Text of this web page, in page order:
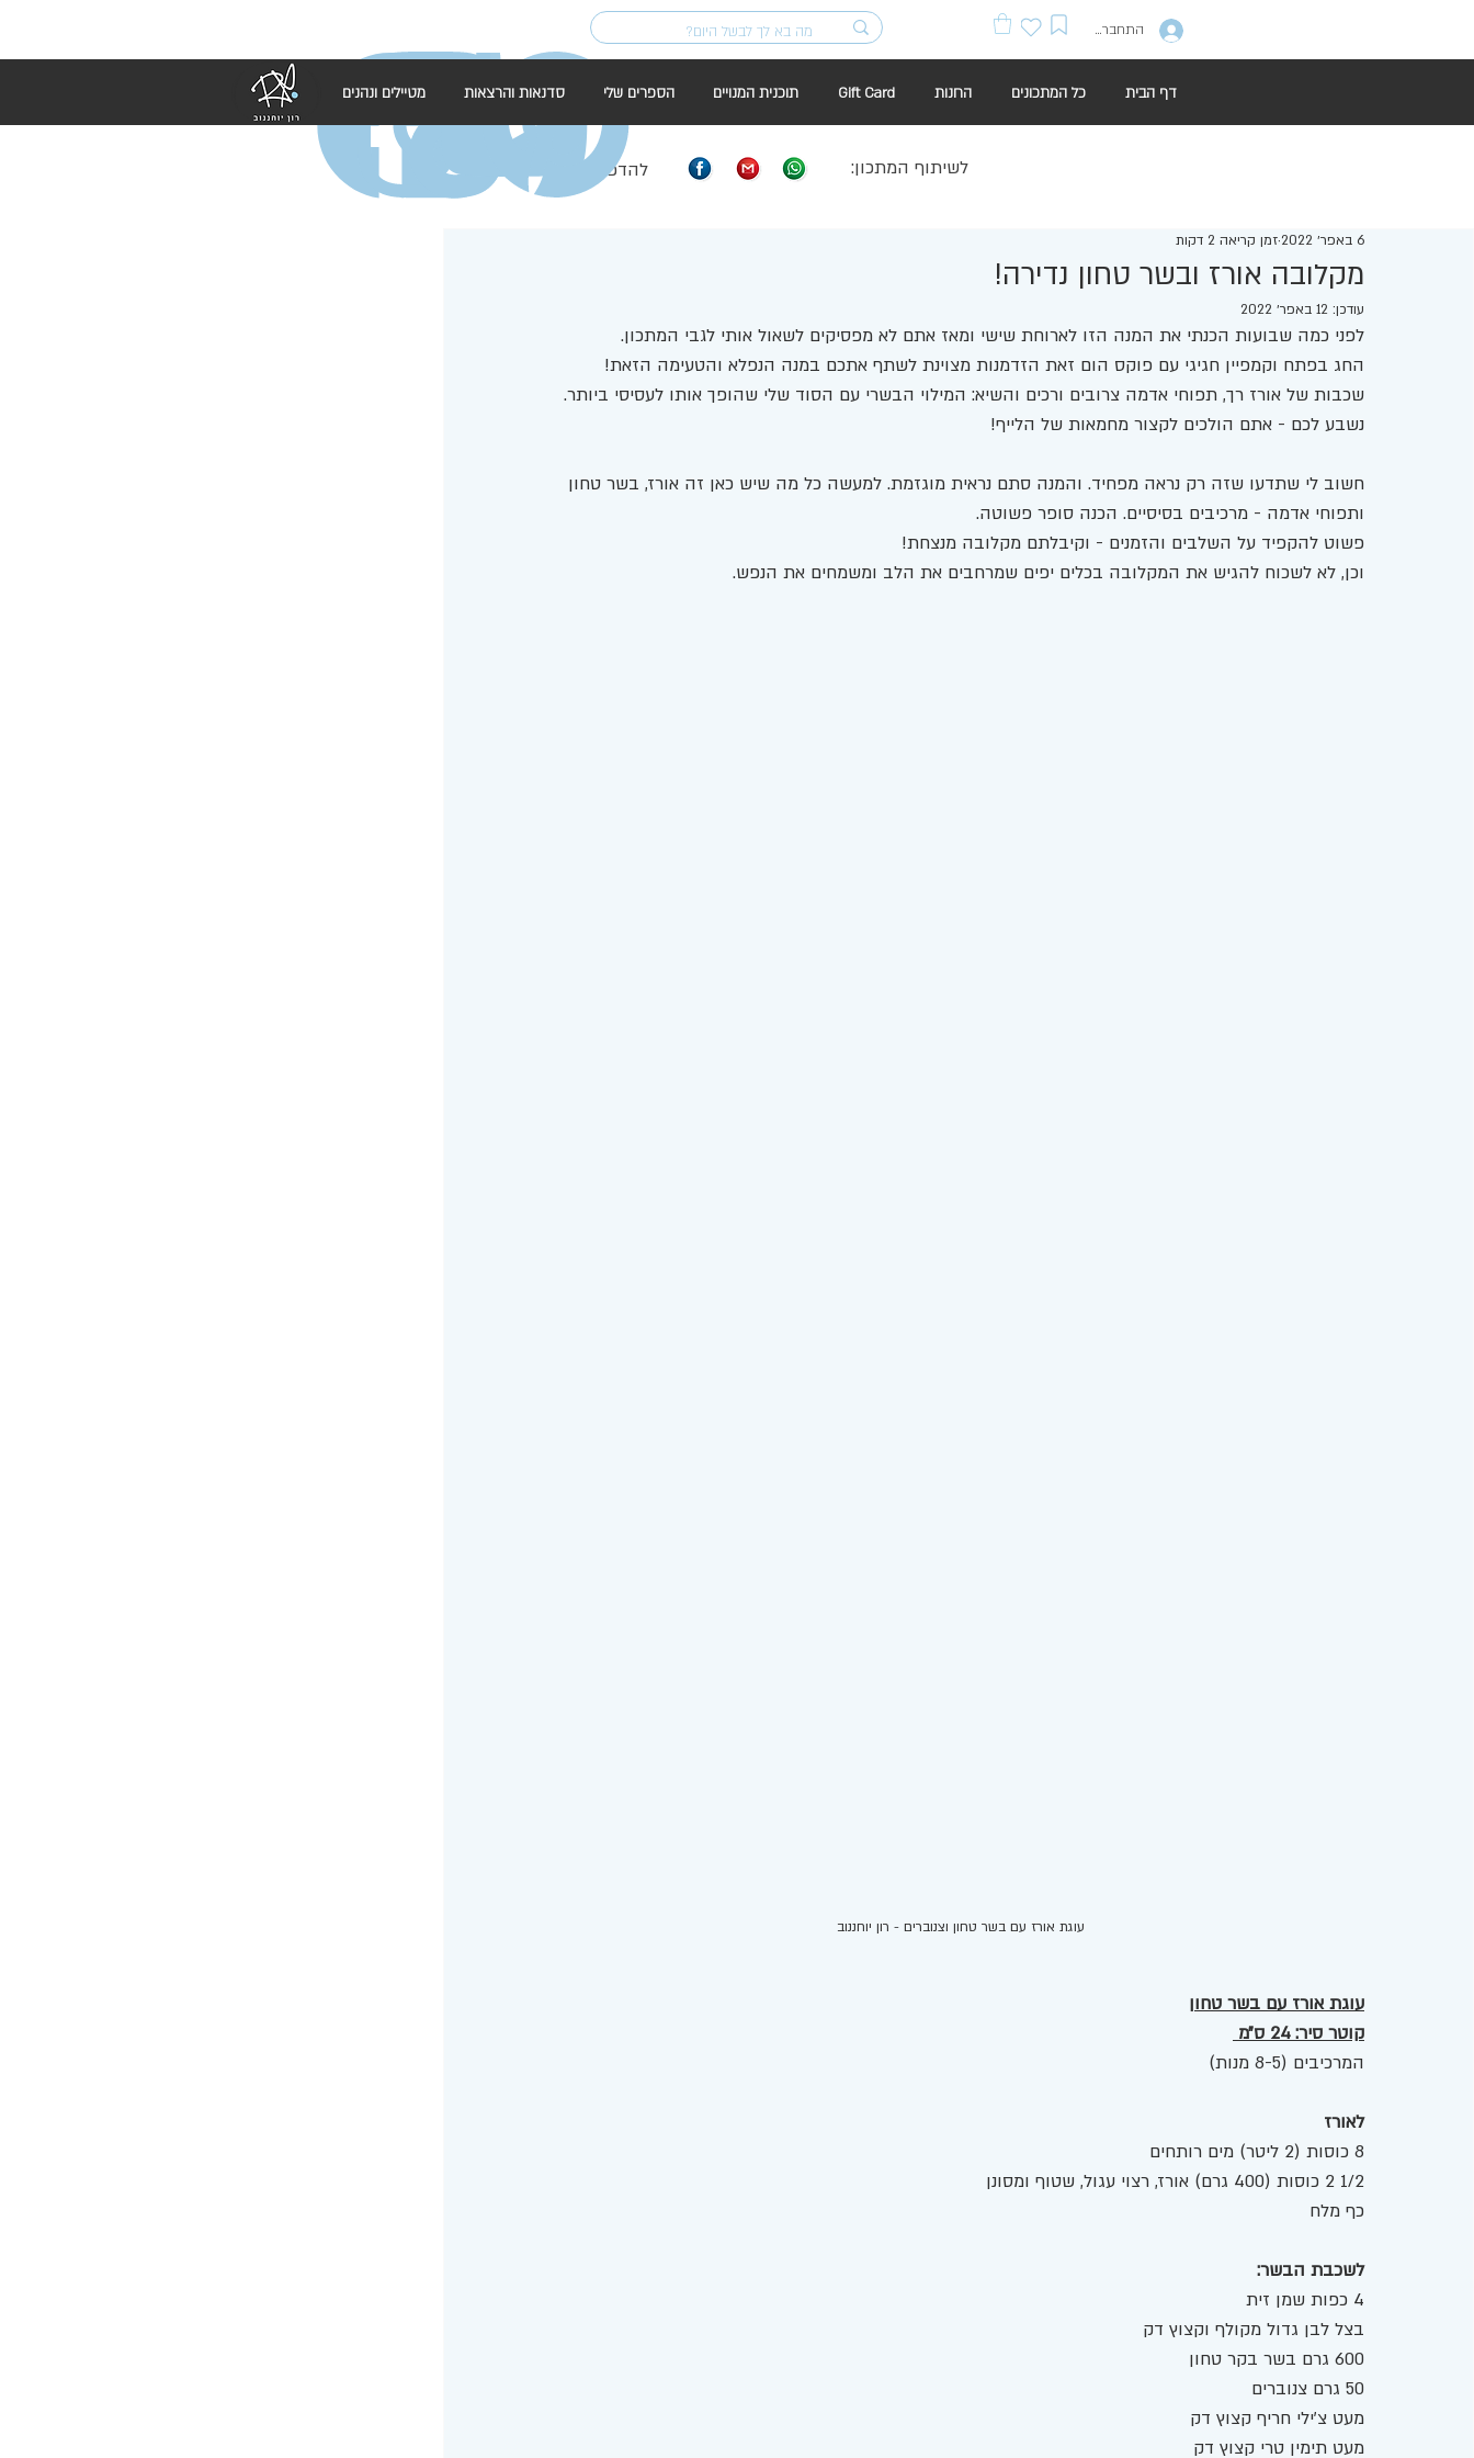
התחברות
דף הבית כל המתכונים החנות Gift Card תוכנית המנויים הספרים שלי סדנאות והרצאות מטיילים ונהנים
להדפסה: לשיתוף המתכון:
מקלובה אורז ובשר טחון נדירה!
6 באפר׳ 2022 זמן קריאה 2 דקות
עודכן: 12 באפר׳ 2022
לפני כמה שבועות הכנתי את המנה הזו לארוחת שישי ומאז אתם לא מפסיקים לשאול אותי לגבי המתכון.
החג בפתח וקמפיין חגיגי עם פוקס הום זאת הזדמנות מצוינת לשתף אתכם במנה הנפלא והטעימה הזאת!
שכבות של אורז רך, תפוחי אדמה צרובים ורכים והשיא: המילוי הבשרי עם הסוד שלי שהופך אותו לעסיסי ביותר.
נשבע לכם - אתם הולכים לקצור מחמאות של הלייף!
חשוב לי שתדעו שזה רק נראה מפחיד. והמנה סתם נראית מוגזמת. למעשה כל מה שיש כאן זה אורז, בשר טחון
ותפוחי אדמה - מרכיבים בסיסיים. הכנה סופר פשוטה.
פשוט להקפיד על השלבים והזמנים - וקיבלתם מקלובה מנצחת!
וכן, לא לשכוח להגיש את המקלובה בכלים יפים שמרחבים את הלב ומשמחים את הנפש.
עוגת אורז עם בשר טחון וצנוברים - רון יוחננוב
עוגת אורז עם בשר טחון
קוטר סיר: 24 ס״מ
המרכיבים (8-5 מנות)
לאורז
8 כוסות (2 ליטר) מים רותחים
1/2 2 כוסות (400 גרם) אורז, רצוי עגול, שטוף ומסונן
כף מלח
לשכבת הבשר:
4 כפות שמן זית
בצל לבן גדול מקולף וקצוץ דק
600 גרם בשר בקר טחון
50 גרם צנוברים
מעט צ'ילי חריף קצוץ דק
מעט תימין טרי קצוץ דק